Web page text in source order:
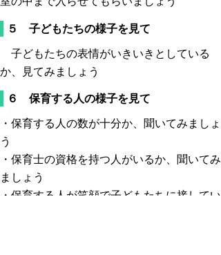
５ 子どもたちの様子を見て
子どもたちの表情がいきいきとしている
か、見てみましょう
６ 保育する人の様子を見て
・保育する人の数が十分か、聞いてみましょ
う
・保育士の資格を持つ人がいるか、聞いてみ
ましょう
・保育する人が笑顔で子どもたちに接してい